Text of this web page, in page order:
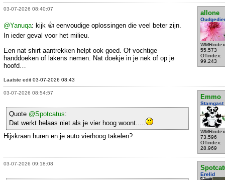
03-07-2026 08:40:07
allone
55.573
OTindex:
99.243
@Yanuqa: kijk 👍 eenvoudige oplossingen die veel beter zijn.
In ieder geval voor het milieu.
Een nat shirt aantrekken helpt ook goed. Of vochtige
handdoeken of lakens nemen. Nat doekje in je nek of op je
hoofd…
Laatste edit 03-07-2026 08:43
03-07-2026 08:54:57
Emmo
Stamgast
73.596
OTindex:
28.969
Quote @Spotcatus:
Dat werkt helaas niet als je vier hoog woont.....
Hijskraan huren en je auto vierhoog takelen?
03-07-2026 09:18:08
Erelid